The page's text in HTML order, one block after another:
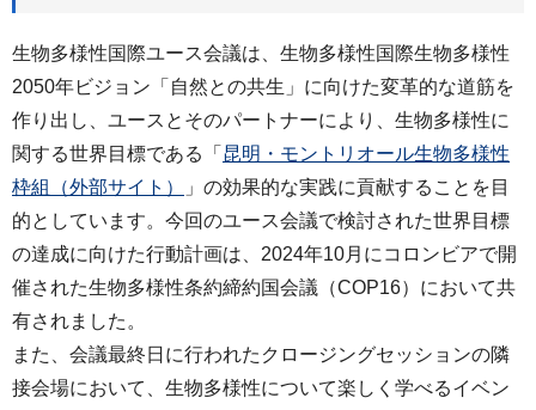
生物多様性国際ユース会議は、生物多様性国際生物多様性
2050年ビジョン「自然との共生」に向けた変革的な道筋を
作り出し、ユースとそのパートナーにより、生物多様性に
関する世界目標である「 昆明・モントリオール生物多様性
枠組（外部サイト）
」の効果的な実践に貢献することを目
的としています。今回のユース会議で検討された世界目標
の達成に向けた行動計画は、2024年10月にコロンビアで開
催された生物多様性条約締約国会議（COP16）において共
有されました。
また、会議最終日に行われたクロージングセッションの隣
接会場において、生物多様性について楽しく学べるイベン